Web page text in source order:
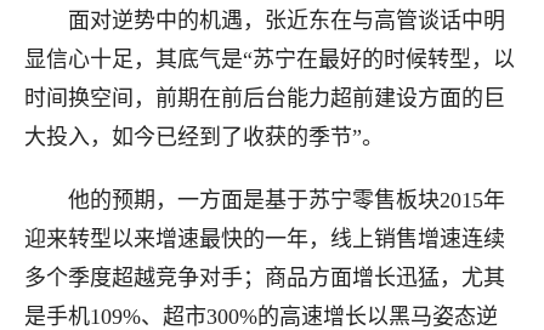
面对逆势中的机遇，张近东在与高管谈话中明
显信心十足，其底气是“苏宁在最好的时候转型，以
时间换空间，前期在前后台能力超前建设方面的巨
大投入，如今已经到了收获的季节”。
他的预期，一方面是基于苏宁零售板块2015年
迎来转型以来增速最快的一年，线上销售增速连续
多个季度超越竞争对手；商品方面增长迅猛，尤其
是手机109%、超市300%的高速增长以黑马姿态逆